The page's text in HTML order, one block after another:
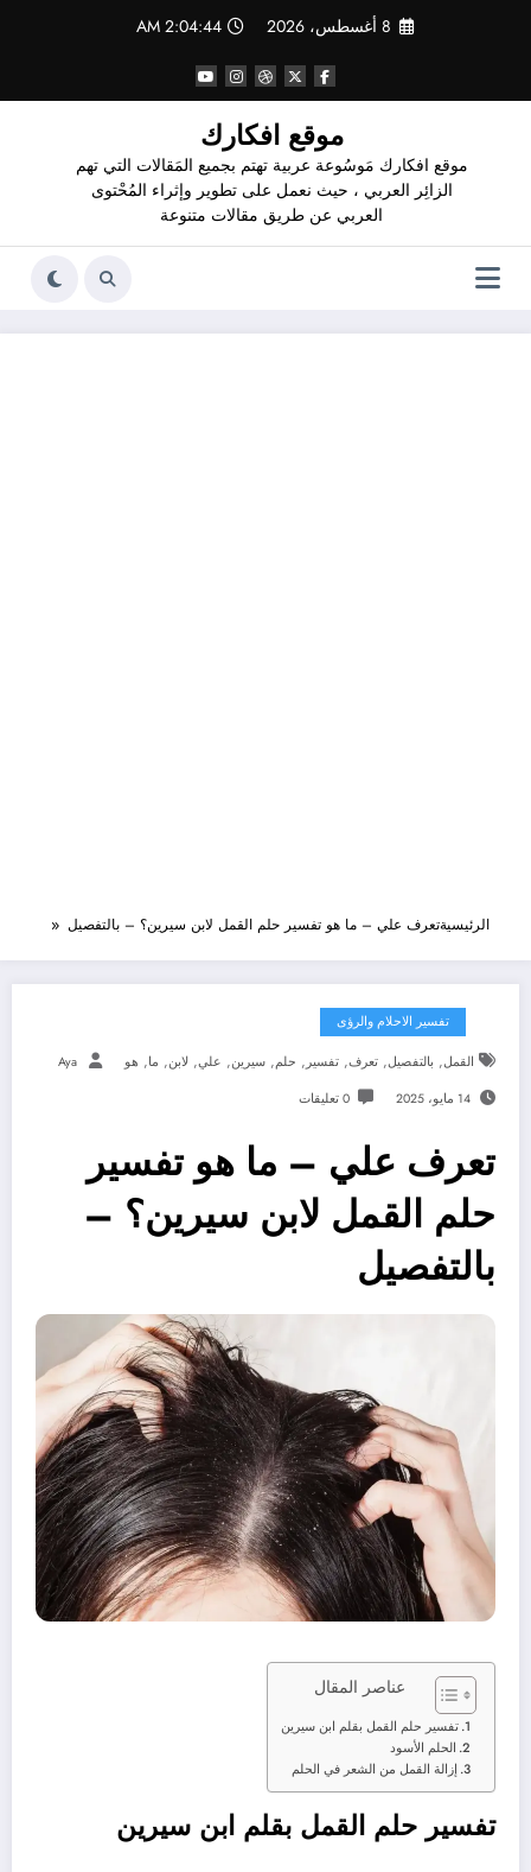
8 أغسطس، 2026 2:04:45 AM
موقع افكارك
موقع افكارك مَوسُوعة عربية تهتم بجميع المَقالات التي تهم
الزائِر العربي ، حيث نعمل على تطوير وإثراء المُحْتوى
العربي عن طريق مقالات متنوعة
الرئيسيةتعرف علي – ما هو تفسير حلم القمل لابن سيرين؟ – بالتفصيل
تفسير الاحلام والرؤى
القمل, بالتفصيل, تعرف, تفسير , حلم, سيرين, علي, لابن, ما, هو Aya
14 مايو، 2025 0 تعليقات
تعرف علي – ما هو تفسير
حلم القمل لابن سيرين؟ –
بالتفصيل
عناصر المقال
تفسير حلم القمل بقلم ابن سيرين
الحلم الأسود
إزالة القمل من الشعر في الحلم
تفسير حلم القمل بقلم ابن سيرين